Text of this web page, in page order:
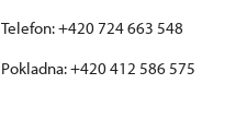
Telefon: +420 724 663 548
Pokladna: +420 412 586 575